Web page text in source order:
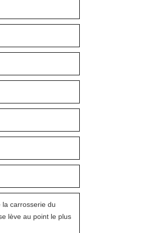
carrosserie du
lève au point le plus